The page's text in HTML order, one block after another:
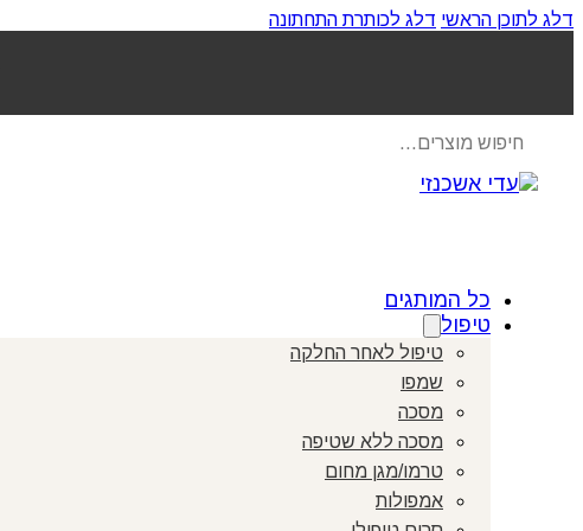
דלג לתוכן הראשי דלג לכותרת התחתונה
search
כל המותגים
טיפול
טיפול לאחר החלקה
שמפו
מסכה
מסכה ללא שטיפה
טרמו/מגן מחום
אמפולות